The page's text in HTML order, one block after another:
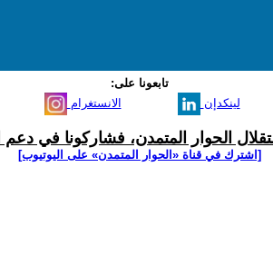
تابعونا على:
الانستغرام لينكدإن
الحوار المتمدن، فشاركونا في دعم
[اشترك في قناة ‫«الحوار المتمدن» على اليوتيوب]